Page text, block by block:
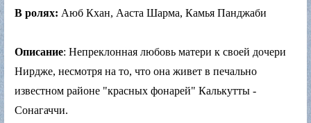
В ролях: Аюб Кхан, Ааста Шарма, Камья Панджаби
Описание: Непреклонная любовь матери к своей дочери
Нирдже, несмотря на то, что она живет в печально
известном районе "красных фонарей" Калькутты -
Сонагаччи.